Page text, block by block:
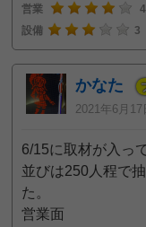
営業 4
設備
3
かなた
2021年6月17
6/15に取材が入っ
並びは250人程で
た。
営業面